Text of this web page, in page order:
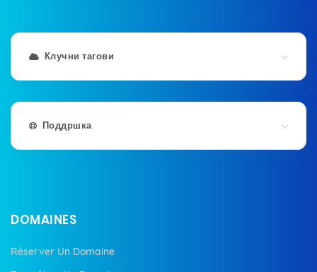
Клучни тагови
Поддршка
DOMAINES
Réserver Un Domaine